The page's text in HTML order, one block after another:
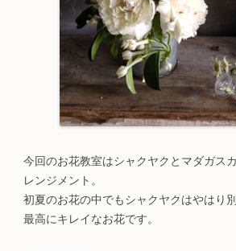
今回のお花教室はシャクヤクとマダガス
レンジメント。
初夏のお花の中でもシャクヤクはやはり
最高にキレイなお花です。